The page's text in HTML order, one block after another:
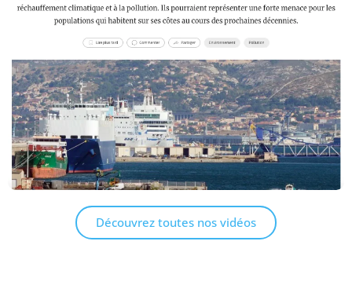
Découvrez toutes nos vidéos